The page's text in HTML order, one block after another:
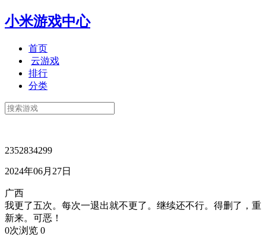
小米游戏中心
首页
云游戏
排行
分类
2352834299
2024年06月27日
广西
我更了五次。每次一退出就不更了。继续还不行。得删了，重
新来。可恶！
0次浏览 0